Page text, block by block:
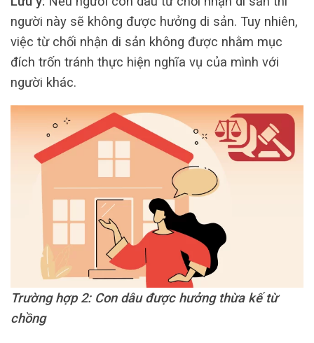
người này sẽ không được hưởng di sản. Tuy nhiên,
việc từ chối nhận di sản không được nhằm mục
đích trốn tránh thực hiện nghĩa vụ của mình với
người khác.
Trường hợp 2: Con dâu được hưởng thừa kế từ
chồng